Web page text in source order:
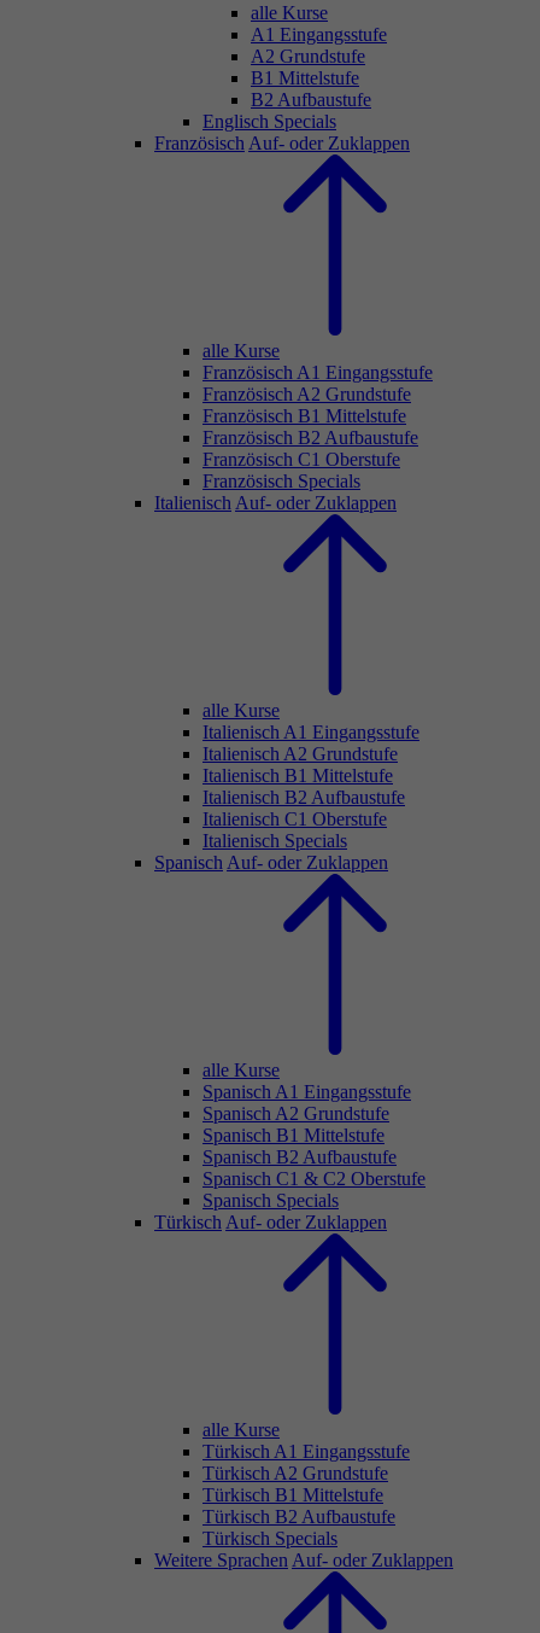
alle Kurse
A1 Eingangsstufe
A2 Grundstufe
B1 Mittelstufe
B2 Aufbaustufe
Englisch Specials
Französisch Auf- oder Zuklappen
alle Kurse
Französisch A1 Eingangsstufe
Französisch A2 Grundstufe
Französisch B1 Mittelstufe
Französisch B2 Aufbaustufe
Französisch C1 Oberstufe
Französisch Specials
Italienisch Auf- oder Zuklappen
alle Kurse
Italienisch A1 Eingangsstufe
Italienisch A2 Grundstufe
Italienisch B1 Mittelstufe
Italienisch B2 Aufbaustufe
Italienisch C1 Oberstufe
Italienisch Specials
Spanisch Auf- oder Zuklappen
alle Kurse
Spanisch A1 Eingangsstufe
Spanisch A2 Grundstufe
Spanisch B1 Mittelstufe
Spanisch B2 Aufbaustufe
Spanisch C1 & C2 Oberstufe
Spanisch Specials
Türkisch Auf- oder Zuklappen
alle Kurse
Türkisch A1 Eingangsstufe
Türkisch A2 Grundstufe
Türkisch B1 Mittelstufe
Türkisch B2 Aufbaustufe
Türkisch Specials
Weitere Sprachen Auf- oder Zuklappen